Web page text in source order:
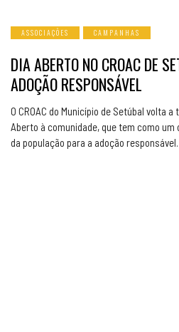
ASSOCIAÇÕES CAMPANHAS
DIA ABERTO NO CROAC DE
ADOÇÃO RESPONSÁVEL
O CROAC do Município de Setúbal volta a
Aberto à comunidade, que tem como
da população para a adoção responsável.